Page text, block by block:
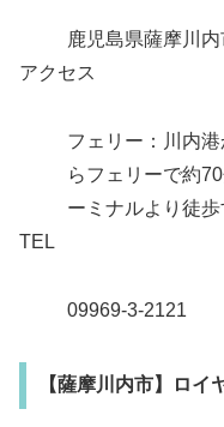
鹿児島県薩摩川
アクセス
フェリー：川内
らフェリーで約
ーミナルより徒歩
TEL
09969-3-2121
【薩摩川内市】ロイ